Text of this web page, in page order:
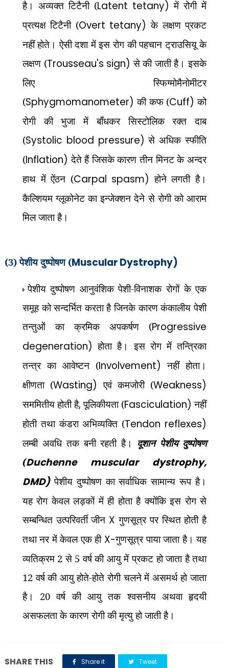
है। अव्यक्त टिटैनी (Latent tetany)में रोगी में
प्रत्यक्ष टिटैनी (Overt tetany)के लक्षण प्रकट
नहीं होते। ऐसी दशा में इस रोग की पहचान ट्राउसियू के
लक्षण (Trousseau's sign)से की जाती है। इसके
लिए स्फिग्मोमैनोमीटर
(Sphygmomanometer)की कफ (Cuff)को
रोगी की भुजा में बाँधकर सिस्टोलिक रक्त दाब
(Systolic blood pressure)से अधिक स्फीति
(Inflation)देते हैं जिसके कारण तीन मिनट के अन्दर
हाथ में ऐंठन (Carpal spasm)होने लगती है।
कैल्शियम ग्लूकोनेट का इन्जेक्शन देने से रोगी को आराम
मिल जाता है।
(3) पेशीय दुष्पोषण (Muscular Dystrophy)
पेशीय दुष्पोषण आनुवंशिक पेशी-विनाशकरोगों के एक
समूह को सन्दर्भित करता है जिनके कारण कंकालीय पेशी
तन्तुओं का क्रमिक अपकर्षण (Progressive
degeneration)होता है। इस रोग में तन्त्रिका
तन्त्र का आवेष्टन (Involvement)नहीं होता।
क्षीणता (Wasting)एवं कमजोरी (Weakness)
सममितीय होती है,पूलिकीयता (Fasciculation)नहीं
होती तथा कंडरा अभिव्यक्ति (Tendon reflexes)
लम्बी अवधि तक बनी रहती है। दूशान पेशीय दुष्पोषण
(Duchenne muscular dystrophy,
DMD) पेशीय दुष्पोषण का सर्वाधिक सामान्य रूप है।
यह रोग केवल लड़कों में ही होता है क्योंकि इस रोग से
सम्बन्धित उत्परिवर्ती जीन Xगुणसूत्र पर स्थित होती है
तथा नर में केवल एक ही X-गुणसूत्र पाया जाता है। यह
व्यतिक्रम 2 से 5 वर्ष की आयु में प्रकट हो जाता है तथा
12 वर्ष की आयु होते-होते रोगी चलने में असमर्थ हो जाता
है। 20 वर्ष की आयु तक श्वसनीय अथवा हृदयी
असफलता के कारण रोगी की मृत्यु हो जाती है।
SHARE THIS Share it Tweet